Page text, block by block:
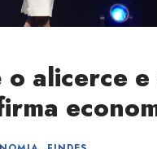
o alicerce